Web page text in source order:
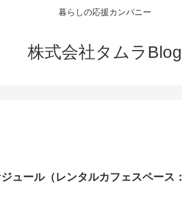
暮らしの応援カンパニー
株式会社タムラBlog
ュール（レンタルカフェスペース：